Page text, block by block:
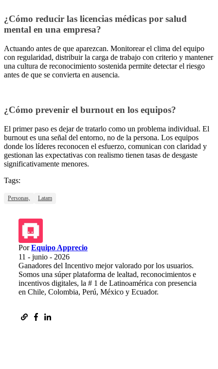
¿Cómo reducir las licencias médicas por salud
mental en una empresa?
Actuando antes de que aparezcan. Monitorear el clima del equipo
con regularidad, distribuir la carga de trabajo con criterio y mantener
una cultura de reconocimiento sostenida permite detectar el riesgo
antes de que se convierta en ausencia.
¿Cómo prevenir el burnout en los equipos?
El primer paso es dejar de tratarlo como un problema individual. El
burnout es una señal del entorno, no de la persona. Los equipos
donde los líderes reconocen el esfuerzo, comunican con claridad y
gestionan las expectativas con realismo tienen tasas de desgaste
significativamente menores.
Tags:
Personas, Latam
PorEquipo Apprecio
11 - junio - 2026
Ganadores del Incentivo mejor valorado por los usuarios.
Somos una súper plataforma de lealtad, reconocimientos e
incentivos digitales, la # 1 de Latinoamérica con presencia
en Chile, Colombia, Perú, México y Ecuador.